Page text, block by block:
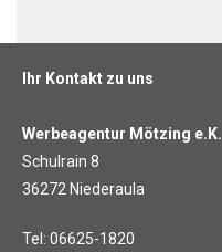
Ihr Kontakt zu uns
Werbeagentur Mötzing e.K.
Schulrain 8
36272 Niederaula
Tel: 06625-1820